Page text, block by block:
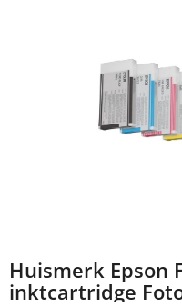
Huismerk Epson
inktcartridge